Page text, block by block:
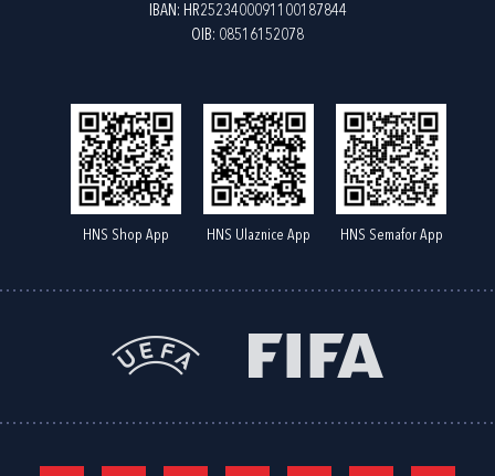
IBAN: HR2523400091100187844
OIB: 08516152078
HNS Shop App HNS Ulaznice App HNS Semafor App